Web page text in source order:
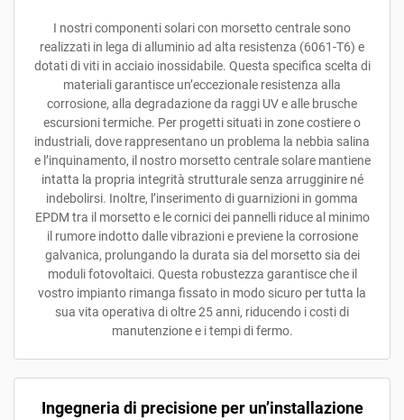
I nostri componenti solari con morsetto centrale sono
realizzati in lega di alluminio ad alta resistenza (6061-T6) e
dotati di viti in acciaio inossidabile. Questa specifica scelta di
materiali garantisce un’eccezionale resistenza alla
corrosione, alla degradazione da raggi UV e alle brusche
escursioni termiche. Per progetti situati in zone costiere o
industriali, dove rappresentano un problema la nebbia salina
e l’inquinamento, il nostro morsetto centrale solare mantiene
intatta la propria integrità strutturale senza arrugginire né
indebolirsi. Inoltre, l’inserimento di guarnizioni in gomma
EPDM tra il morsetto e le cornici dei pannelli riduce al minimo
il rumore indotto dalle vibrazioni e previene la corrosione
galvanica, prolungando la durata sia del morsetto sia dei
moduli fotovoltaici. Questa robustezza garantisce che il
vostro impianto rimanga fissato in modo sicuro per tutta la
sua vita operativa di oltre 25 anni, riducendo i costi di
manutenzione e i tempi di fermo.
Ingegneria di precisione per un’installazione